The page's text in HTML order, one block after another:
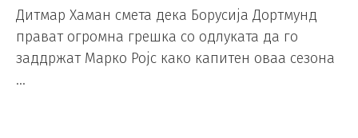
Дитмар Хаман смета дека Борусија Дортмунд
прават огромна грешка со одлуката да го
заддржат Марко Ројс како капитен оваа сезона
…